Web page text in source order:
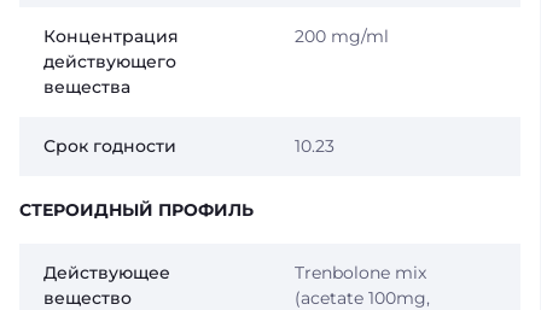
Концентрация
действующего
вещества
200 mg/ml
Срок годности 10.23
СТЕРОИДНЫЙ ПРОФИЛЬ
Действующее
вещество
Trenbolone mix
(acetate 100mg,